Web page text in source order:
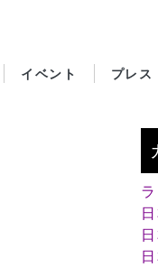
イベント プレス